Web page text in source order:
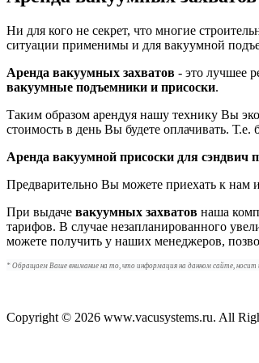
Ни для кого не секрет, что многие
ситуации применимы и для вакуумной
Аренда вакуумных захватов - это лучшее
вакуумные подъемники и присоски.
Таким образом арендуя нашу технику Вы
стоимость в день Вы будете оплачивать. Т.е.
Аренда вакуумной присоски для сэндвич
Предварительно Вы можете приехать к нам
При выдаче вакуумных захватов наша
тарифов. В случае незапланированного
можете получить у наших менеджеров,
* Обращаем Ваше внимание на то, что информация на данном сайте, носит
Copyright © 2026 www.vacusystems.ru. All